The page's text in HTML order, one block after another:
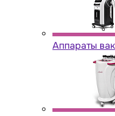
Аппараты